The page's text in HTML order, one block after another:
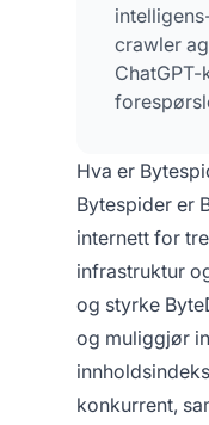
crawler
Hva er
Bytespider er
internett for
infrastruktur
og styrke
og muliggjør
konkurrent,